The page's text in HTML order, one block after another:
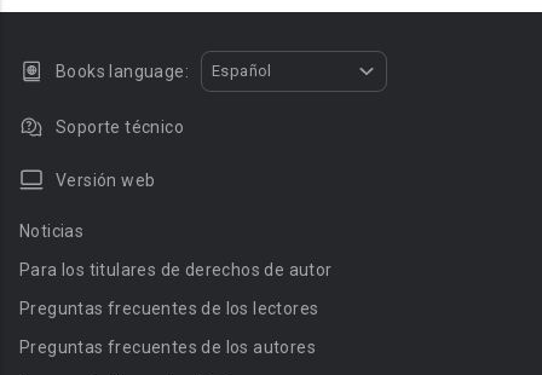
Books language: Español
Soporte técnico
Versión web
Noticias
Para los titulares de derechos de autor
Preguntas frecuentes de los lectores
Preguntas frecuentes de los autores